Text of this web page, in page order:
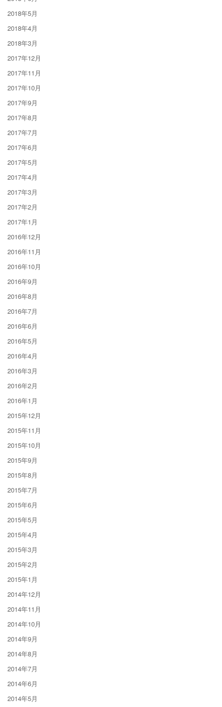
2018年5月
2018年4月
2018年3月
2017年12月
2017年11月
2017年10月
2017年9月
2017年8月
2017年7月
2017年6月
2017年5月
2017年4月
2017年3月
2017年2月
2017年1月
2016年12月
2016年11月
2016年10月
2016年9月
2016年8月
2016年7月
2016年6月
2016年5月
2016年4月
2016年3月
2016年2月
2016年1月
2015年12月
2015年11月
2015年10月
2015年9月
2015年8月
2015年7月
2015年6月
2015年5月
2015年4月
2015年3月
2015年2月
2015年1月
2014年12月
2014年11月
2014年10月
2014年9月
2014年8月
2014年7月
2014年6月
2014年5月